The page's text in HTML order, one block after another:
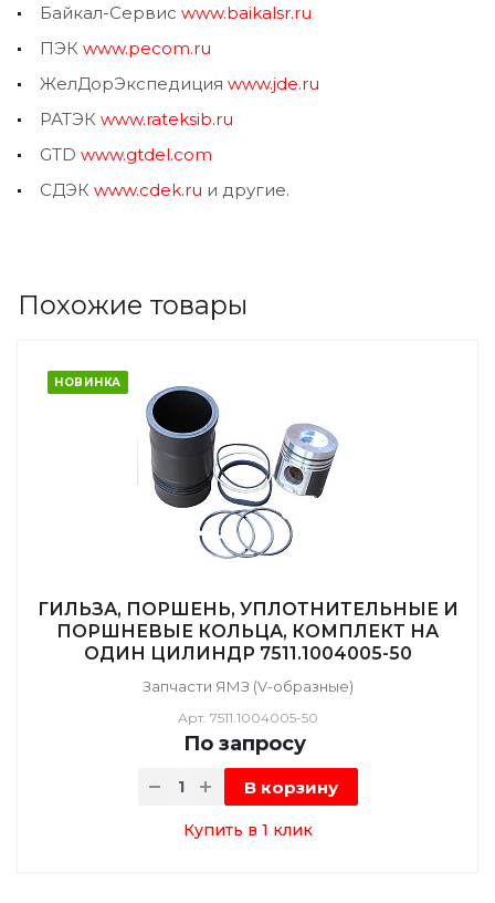
Байкал-Сервис www.baikalsr.ru
ПЭК www.pecom.ru
ЖелДорЭкспедиция www.jde.ru
РАТЭК www.rateksib.ru
GTD www.gtdel.com
СДЭК www.cdek.ru и другие.
Похожие товары
НОВИНКА
ГИЛЬЗА, ПОРШЕНЬ, УПЛОТНИТЕЛЬНЫЕ И
ПОРШНЕВЫЕ КОЛЬЦА, КОМПЛЕКТ НА
ОДИН ЦИЛИНДР 7511.1004005-50
Запчасти ЯМЗ (V-образные)
Арт. 7511.1004005-50
По запросу
В корзину
Купить в 1 клик